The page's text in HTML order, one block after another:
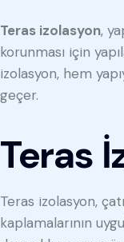
Teras izolasyon,
korunması için
izolasyon, hem
geçer.
Teras
Teras izolasyon,
kaplamalarının